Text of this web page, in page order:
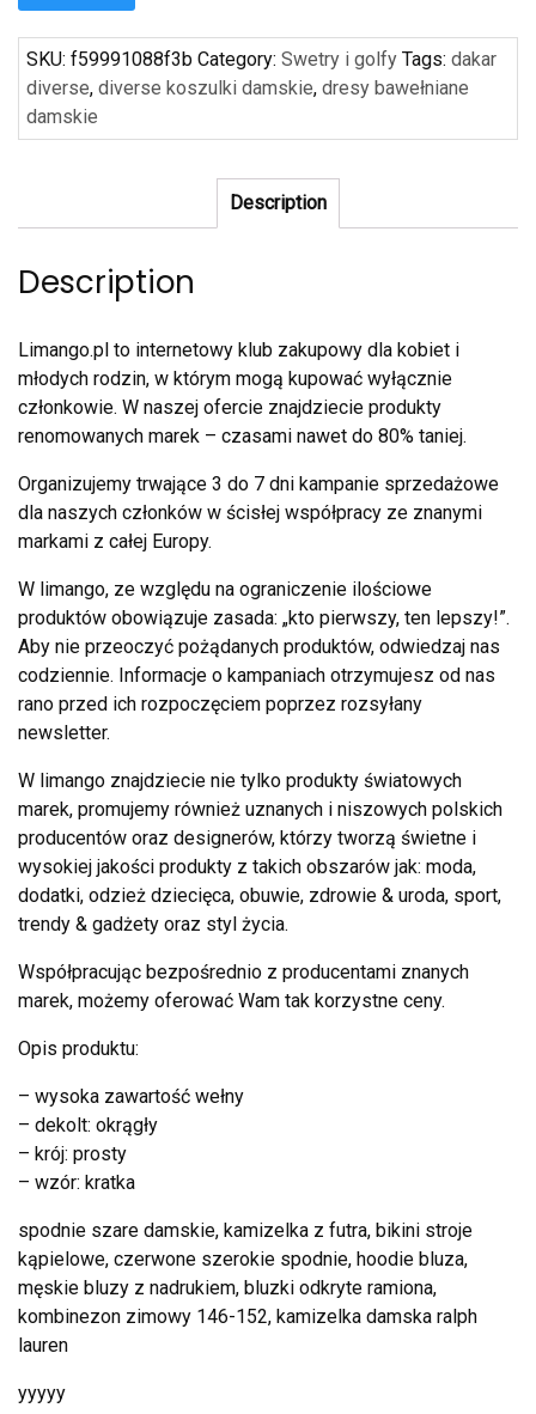
SKU: f59991088f3b Category: Swetry i golfy Tags: dakar
diverse, diverse koszulki damskie, dresy bawełniane
damskie
Description
Description
Limango.pl to internetowy klub zakupowy dla kobiet i
młodych rodzin, w którym mogą kupować wyłącznie
członkowie. W naszej ofercie znajdziecie produkty
renomowanych marek – czasami nawet do 80% taniej.
Organizujemy trwające 3 do 7 dni kampanie sprzedażowe
dla naszych członków w ścisłej współpracy ze znanymi
markami z całej Europy.
W limango, ze względu na ograniczenie ilościowe
produktów obowiązuje zasada: „kto pierwszy, ten lepszy!”.
Aby nie przeoczyć pożądanych produktów, odwiedzaj nas
codziennie. Informacje o kampaniach otrzymujesz od nas
rano przed ich rozpoczęciem poprzez rozsyłany
newsletter.
W limango znajdziecie nie tylko produkty światowych
marek, promujemy również uznanych i niszowych polskich
producentów oraz designerów, którzy tworzą świetne i
wysokiej jakości produkty z takich obszarów jak: moda,
dodatki, odzież dziecięca, obuwie, zdrowie & uroda, sport,
trendy & gadżety oraz styl życia.
Współpracując bezpośrednio z producentami znanych
marek, możemy oferować Wam tak korzystne ceny.
Opis produktu:
– wysoka zawartość wełny
– dekolt: okrągły
– krój: prosty
– wzór: kratka
spodnie szare damskie, kamizelka z futra, bikini stroje
kąpielowe, czerwone szerokie spodnie, hoodie bluza,
męskie bluzy z nadrukiem, bluzki odkryte ramiona,
kombinezon zimowy 146-152, kamizelka damska ralph
lauren
yyyyy